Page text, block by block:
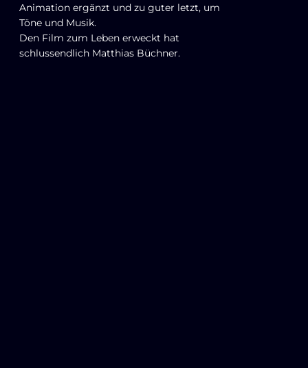
Animation ergänzt und zu guter letzt, um
Töne und Musik.
Den Film zum Leben erweckt hat
schlussendlich Matthias Büchner.